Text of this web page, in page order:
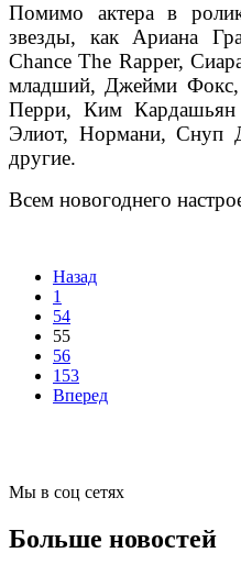
Помимо актера в
звезды, как Ариана
Chance The Rapper,
младший, Джейми
Перри, Ким
Элиот, Нормани, Снуп
другие.
Всем новогоднего
Назад
1
54
55
56
153
Вперед
Мы в соц сетях
Больше новостей